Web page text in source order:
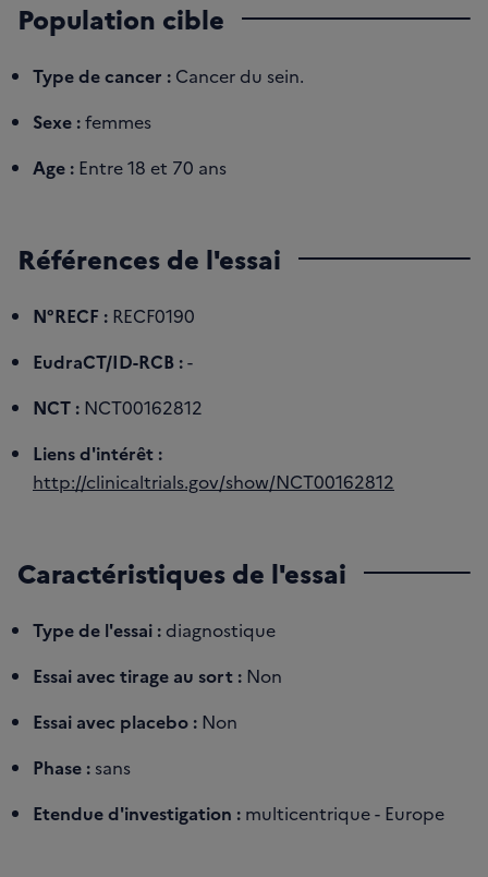
Population cible
Type de cancer : Cancer du sein.
Sexe :femmes
Age : Entre 18 et 70 ans
Références de l'essai
N°RECF : RECF0190
EudraCT/ID-RCB :-
NCT : NCT00162812
Liens d'intérêt :
http://clinicaltrials.gov/show/NCT00162812
Caractéristiques de l'essai
Type de l'essai : diagnostique
Essai avec tirage au sort : Non
Essai avec placebo : Non
Phase : sans
Etendue d'investigation : multicentrique - Europe